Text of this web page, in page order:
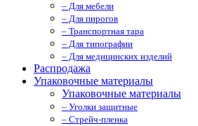
– Для мебели
– Для пирогов
– Транспортная тара
– Для типографии
– Для медицинских изделий
Распродажа
Упаковочные материалы
Упаковочные материалы
– Уголки защитные
– Стрейч-пленка